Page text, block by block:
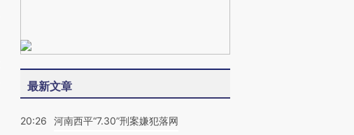
最新文章
20:26 河南西平“7.30”刑案嫌犯落网